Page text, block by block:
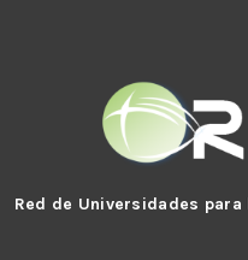
Red de Universidades